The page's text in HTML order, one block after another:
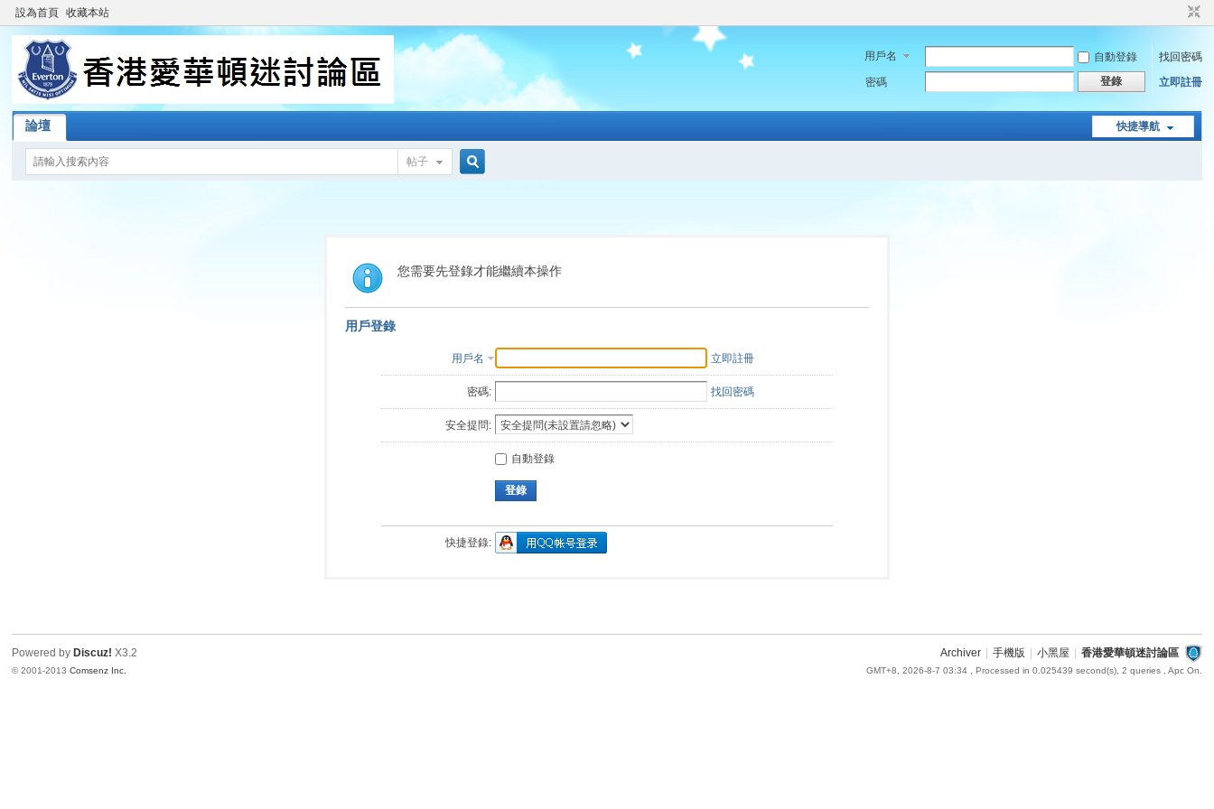
設為首頁 收藏本站
用戶名 自動登錄
找回密碼
密碼
登錄 立即註冊
快捷導航
論壇
帖子
索
您需要先登錄才能繼續本操作
用戶登錄
用戶名 立即註冊
密碼: 找回密碼
安全提問:
自動登錄
登錄
快捷登錄:
Archiver 手機版 小黑屋 香港愛華頓迷討論區
GMT+8, 2026-8-7 03:34, Processed in 0.025439 second(s), 2 queries , Apc On.
Powered by Discuz! X3.2
© 2001-2013Comsenz Inc.